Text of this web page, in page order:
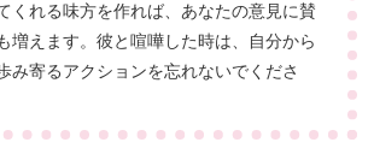
くれる味方を作れば、あなたの意見に賛
増えます。彼と喧嘩した時は、自分から
み寄るアクションを忘れないでくださ